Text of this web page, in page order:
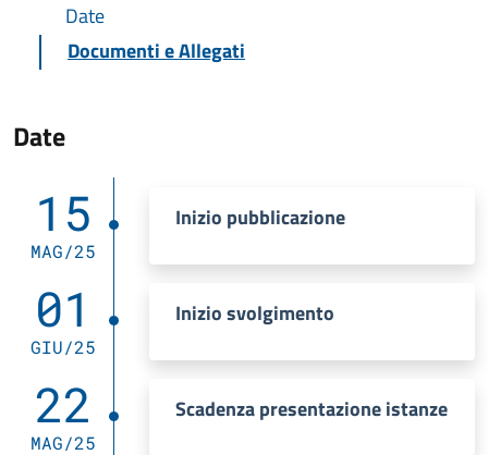
Date
Documenti e Allegati
Date
15
MAG/25
Inizio pubblicazione
01
GIU/25
Inizio svolgimento
22
MAG/25
Scadenza presentazione istanze